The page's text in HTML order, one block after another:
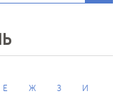
Е Ж З И